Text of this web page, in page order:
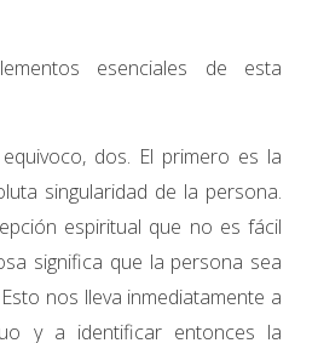
esenciales de esta
dos. El primero es la
singularidad de la persona.
espiritual que no es fácil
significa que la persona sea
nos lleva inmediatamente a
y a identificar entonces la